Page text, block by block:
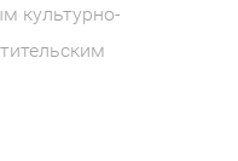
культурно-